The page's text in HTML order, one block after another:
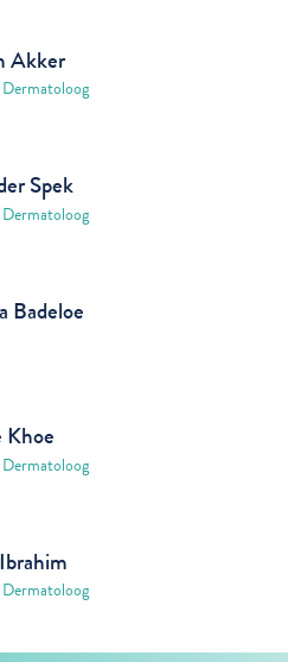
Akker
Spek
Badeloe
Khoe